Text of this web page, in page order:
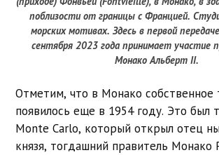
поблизости от границы с Францией.
морских мотивах. Здесь в первой
сентября 2023 года принимает участие
Монако Альберт II.
Отметим, что в Монако собственное
появилось еще в 1954 году. Это был
Monte Carlo, который открыл отец
князя, тогдашний правитель Монако